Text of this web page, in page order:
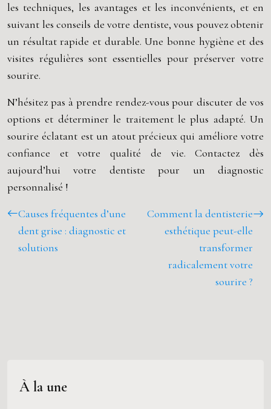
les techniques, les avantages et les inconvénients, et en
suivant les conseils de votre dentiste, vous pouvez obtenir
un résultat rapide et durable. Une bonne hygiène et des
visites régulières sont essentielles pour préserver votre
sourire.
N’hésitez pas à prendre rendez-vous pour discuter de vos
options et déterminer le traitement le plus adapté. Un
sourire éclatant est un atout précieux qui améliore votre
confiance et votre qualité de vie. Contactez dès
aujourd’hui votre dentiste pour un diagnostic
personnalisé !
Causes fréquentes d’une
dent grise : diagnostic et
solutions
Comment la dentisterie
esthétique peut-elle
transformer
radicalement votre
sourire ?
À la une